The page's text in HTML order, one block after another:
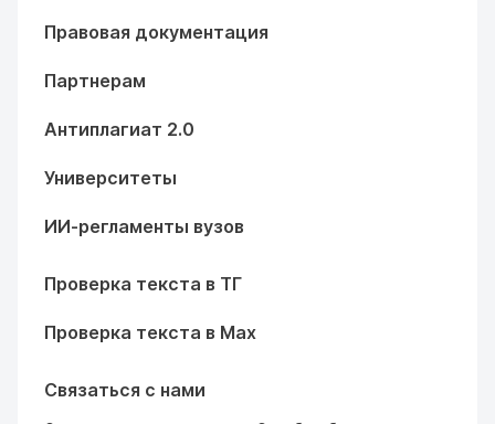
Правовая документация
Партнерам
Антиплагиат 2.0
Университеты
ИИ-регламенты вузов
Проверка текста в ТГ
Проверка текста в Max
Связаться с нами